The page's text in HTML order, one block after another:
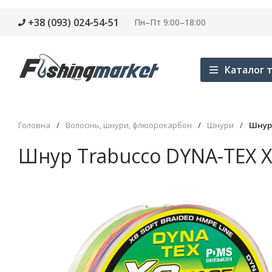
+38 (093) 024-54-51 Пн–Пт 9:00–18:00
Каталог
Головна / Волосінь, шнури, флюорокарбон / Шнури / Шнур
Шнур Trabucco DYNA-TEX